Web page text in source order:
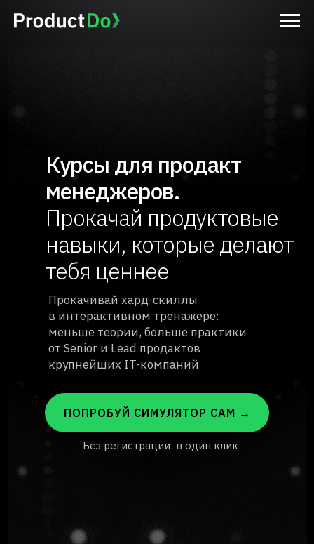
ПОПРОБУЙ СИМУЛЯТОР САМ →
Прокачивай хард-скиллы
в интерактивном тренажере:
меньше теории, больше практики
от Senior и Lead продактов
крупнейших IT-компаний
Курсы для продакт
менеджеров.
Прокачай продуктовые
навыки, которые делают
тебя ценнее
Без регистрации: в один клик